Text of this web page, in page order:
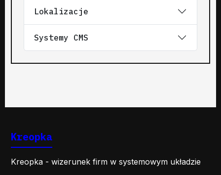
Lokalizacje
Systemy CMS
Kreopka
Kreopka - wizerunek firm w systemowym układzie